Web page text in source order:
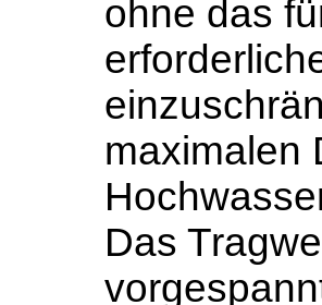
ohne das
maximalen
Das